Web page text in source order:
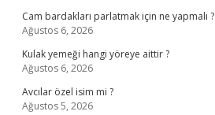
Cam bardakları parlatmak için ne yapmalı ?
Ağustos 6, 2026
Kulak yemeği hangi yöreye aittir ?
Ağustos 6, 2026
Avcılar özel isim mi ?
Ağustos 5, 2026